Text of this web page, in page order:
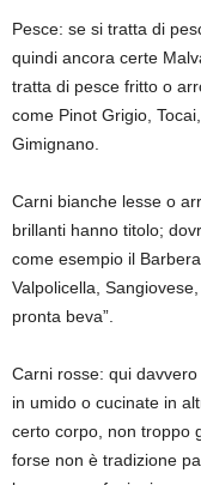
Pesce: se si tratta di
quindi ancora certe
tratta di pesce fritto o
come Pinot Grigio,
Gimignano.
Carni bianche lesse o
brillanti hanno titolo;
come esempio il
Valpolicella,
pronta beva”.
Carni rosse: qui
in umido o cucinate in
certo corpo, non troppo
forse non è tradizione